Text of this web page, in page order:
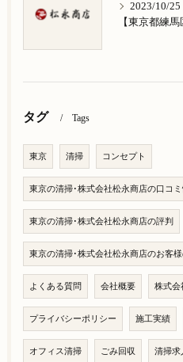
2023/10/25
タグ Tags
東京 清掃 コンセプト
東京の清掃･株式会社松永商店の口コミ
東京の清掃･株式会社松永商店の評判
東京の清掃･株式会社松永商店のお客
よくある質問 会社概要 株式会
プライバシーポリシー 施工実績
オフィス清掃 ごみ回収 清掃求